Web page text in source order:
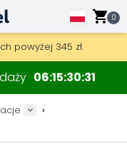
0
powyżej 345 zł.
mapy i dekoracje.
06 15 30 31